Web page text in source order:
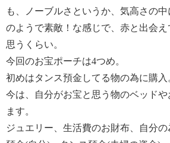
も、ノーブルさというか、気高さの
のようで素敵！な感じで、赤と出会
思うくらい。
今回のお宝ポーチは4つめ。
初めはタンス預金してる物の為に購入
今は、自分がお宝と思う物のベッド
ます。
ジュエリー、生活費のお財布、自分